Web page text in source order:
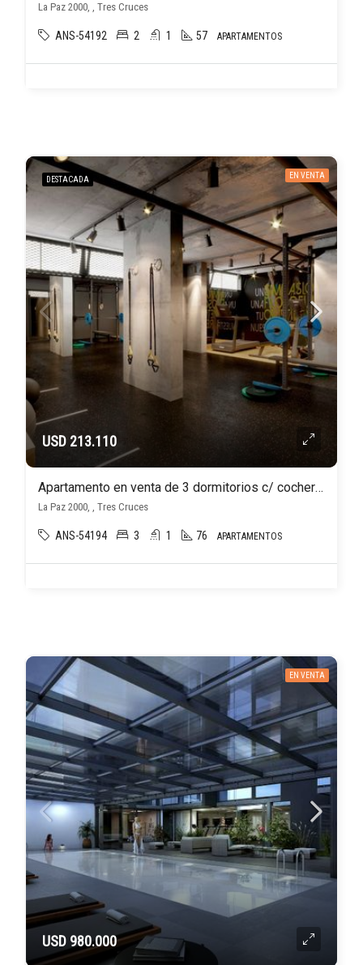
La Paz 2000, , Tres Cruces
ANS-54192 2 1 57 APARTAMENTOS
DESTACADA EN VENTA
USD 213.110
Apartamento en venta de 3 dormitorios c/ cochera en Tres Cruces
La Paz 2000, , Tres Cruces
ANS-54194 3 1 76 APARTAMENTOS
EN VENTA
USD 980.000